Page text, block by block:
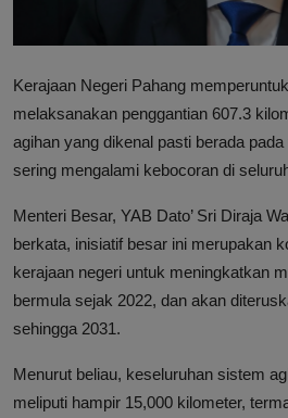
Kerajaan Negeri Pahang
melaksanakan penggantian 607.3
agihan yang dikenal pasti berada
sering mengalami kebocoran di
Menteri Besar, YAB Dato’ Sri Diraja
berkata, inisiatif besar ini merupakan
kerajaan negeri untuk meningkatkan
bermula sejak 2022, dan akan
sehingga 2031.
Menurut beliau, keseluruhan sistem
meliputi hampir 15,000 kilometer,